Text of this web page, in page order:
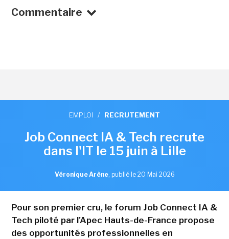
Commentaire
EMPLOI / RECRUTEMENT
Job Connect IA & Tech recrute
dans l'IT le 15 juin à Lille
Véronique Arène, publié le 20 Mai 2026
Pour son premier cru, le forum Job Connect IA &
Tech piloté par l'Apec Hauts-de-France propose
des opportunités professionnelles en